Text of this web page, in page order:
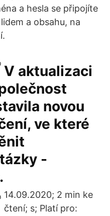
a hesla se připojíte
a obsahu, na
V aktualizaci
novou
ve které
-
14.09.2020; 2 min ke
čtení; s; Platí pro: